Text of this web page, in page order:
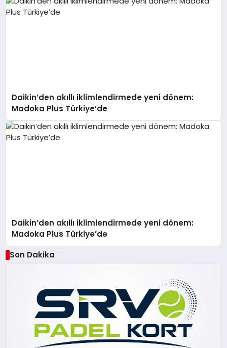
Daikin’den akıllı iklimlendirmede yeni dönem:
Madoka Plus Türkiye’de
Daikin’den akıllı iklimlendirmede yeni dönem:
Madoka Plus Türkiye’de
Son Dakika